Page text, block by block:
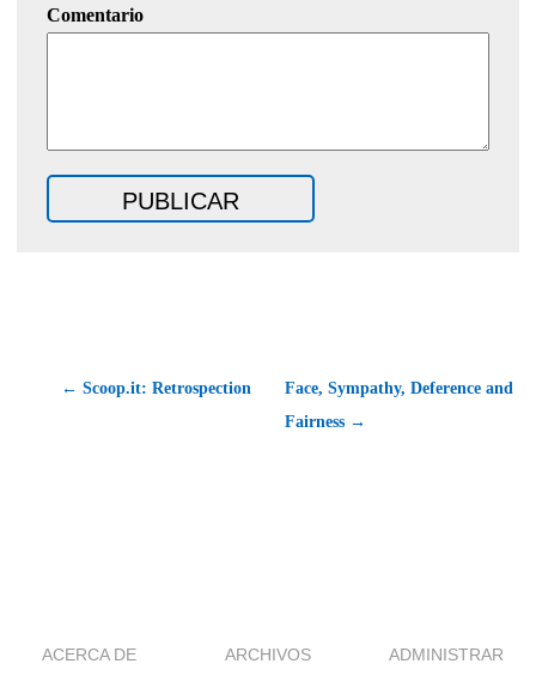
Comentario
← Scoop.it: Retrospection
Face, Sympathy, Deference and
Fairness →
ACERCA DE ARCHIVOS ADMINISTRAR